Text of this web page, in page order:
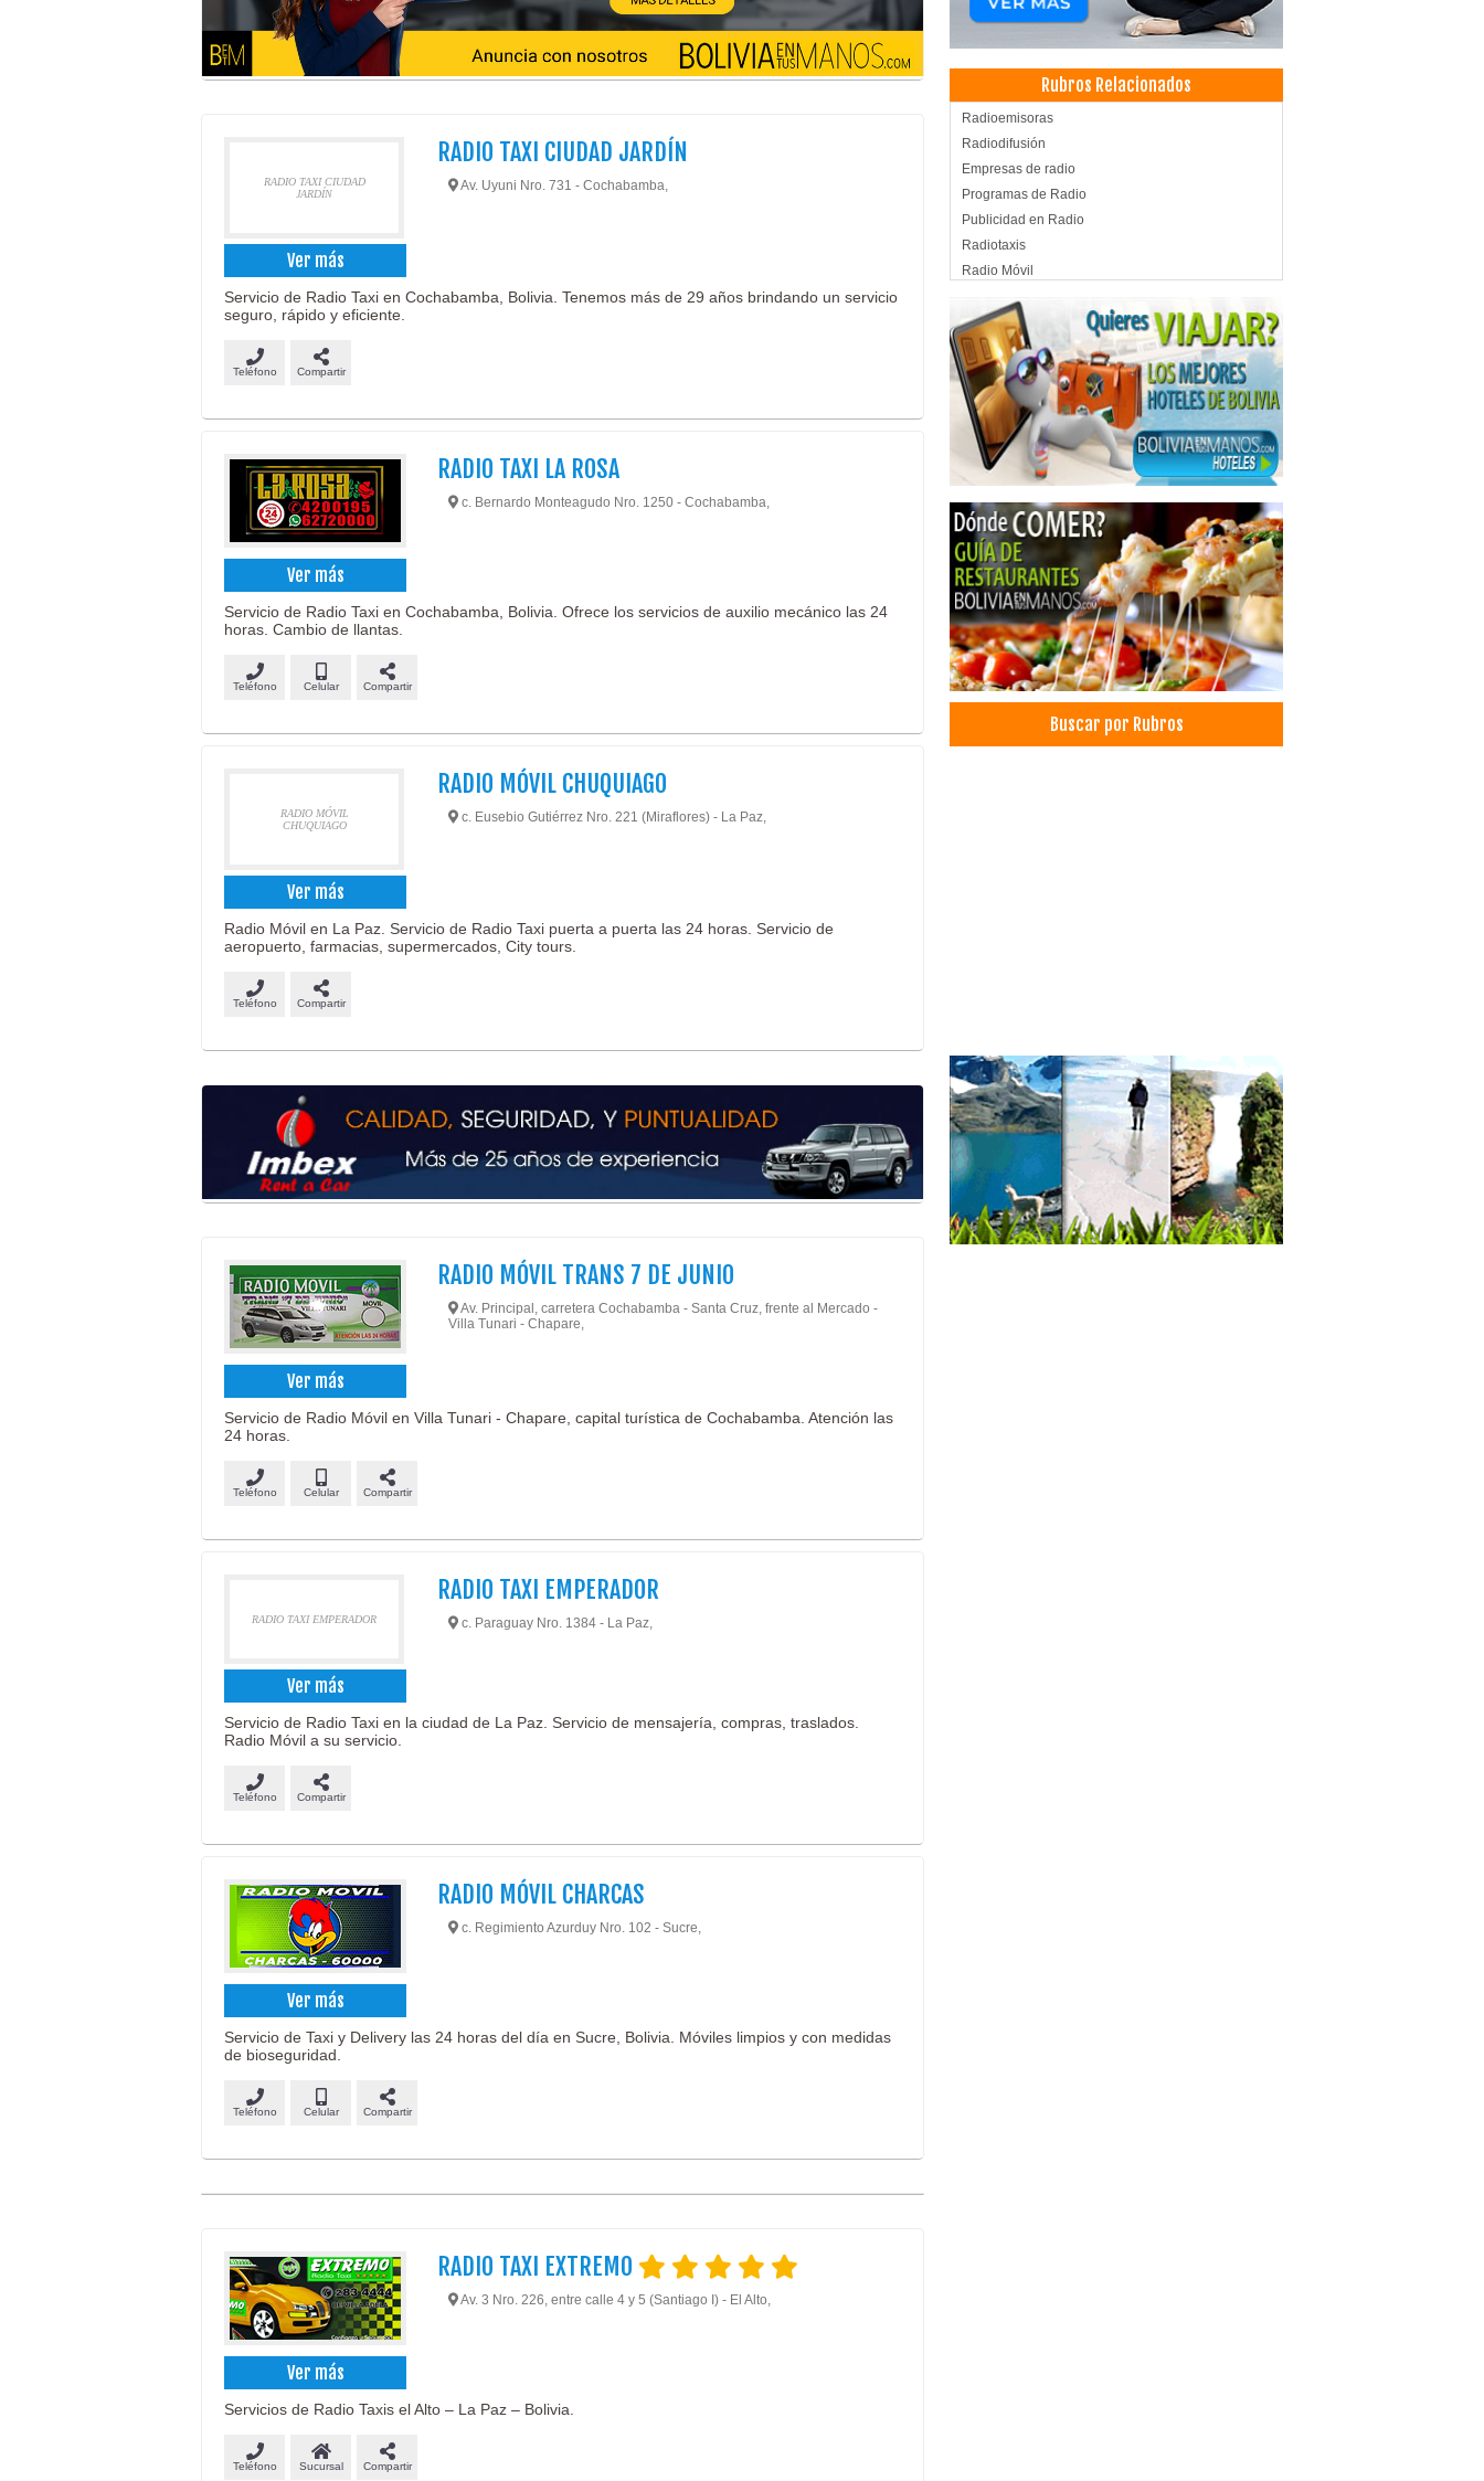
RADIO TAXI CIUDAD
JARDÍN
Ver más
RADIO TAXI CIUDAD JARDÍN
Av. Uyuni Nro. 731 - Cochabamba,
Servicio de Radio Taxi en Cochabamba, Bolivia. Tenemos más de 29 años brindando un servicio
seguro, rápido y eficiente.
Teléfono Compartir
Ver más
RADIO TAXI LA ROSA
c. Bernardo Monteagudo Nro. 1250 - Cochabamba,
Servicio de Radio Taxi en Cochabamba, Bolivia. Ofrece los servicios de auxilio mecánico las 24
horas. Cambio de llantas.
Teléfono Celular Compartir
RADIO MÓVIL
CHUQUIAGO
Ver más
RADIO MÓVIL CHUQUIAGO
c. Eusebio Gutiérrez Nro. 221 (Miraflores) - La Paz,
Radio Móvil en La Paz. Servicio de Radio Taxi puerta a puerta las 24 horas. Servicio de
aeropuerto, farmacias, supermercados, City tours.
Teléfono Compartir
Ver más
RADIO MÓVIL TRANS 7 DE JUNIO
Av. Principal, carretera Cochabamba - Santa Cruz, frente al Mercado -
Villa Tunari - Chapare,
Servicio de Radio Móvil en Villa Tunari - Chapare, capital turística de Cochabamba. Atención las
24 horas.
Teléfono Celular Compartir
RADIO TAXI EMPERADOR
Ver más
RADIO TAXI EMPERADOR
c. Paraguay Nro. 1384 - La Paz,
Servicio de Radio Taxi en la ciudad de La Paz. Servicio de mensajería, compras, traslados.
Radio Móvil a su servicio.
Teléfono Compartir
Ver más
RADIO MÓVIL CHARCAS
c. Regimiento Azurduy Nro. 102 - Sucre,
Servicio de Taxi y Delivery las 24 horas del día en Sucre, Bolivia. Móviles limpios y con medidas
de bioseguridad.
Teléfono Celular Compartir
Ver más
RADIO TAXI EXTREMO
Av. 3 Nro. 226, entre calle 4 y 5 (Santiago I) - El Alto,
Servicios de Radio Taxis el Alto – La Paz – Bolivia.
Teléfono Sucursal Compartir
Rubros Relacionados
Radioemisoras
Radiodifusión
Empresas de radio
Programas de Radio
Publicidad en Radio
Radiotaxis
Radio Móvil
Taxi aeropuerto
Delivery
Servicio de transfer
Transfer
Transfer aeropuerto
Transfer hotel
Buscar por Rubros